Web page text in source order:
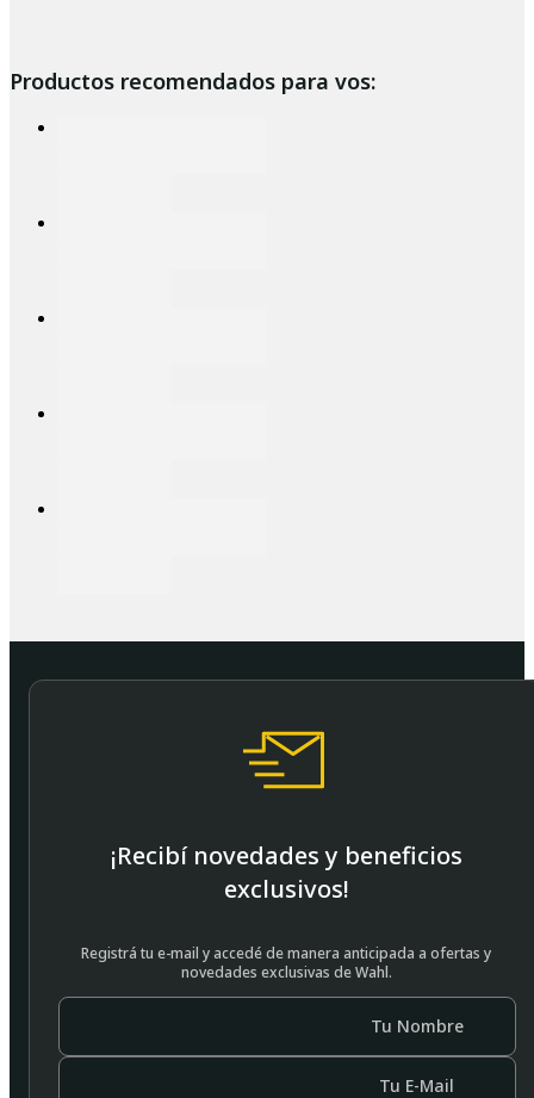
Productos recomendados para vos:
¡Recibí novedades y beneficios
exclusivos!
Registrá tu e-mail y accedé de manera anticipada a ofertas y
novedades exclusivas de Wahl.
Tu Nombre
Tu E-Mail